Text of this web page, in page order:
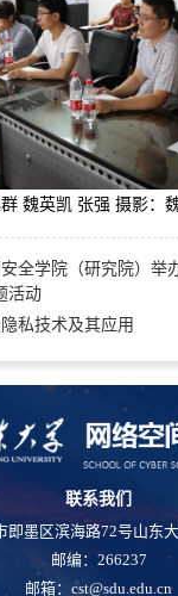
群 魏英凯 张强 摄影：
全学院（研究院）举
活动
私技术及其应用
联系我们
即墨区滨海路72号山东
邮编：266237
邮箱：cst@sdu.edu.cn